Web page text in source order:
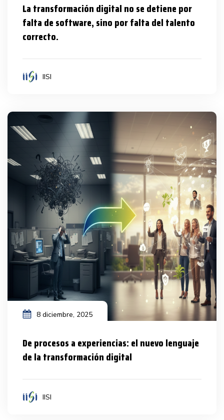
La transformación digital no se detiene por
falta de software, sino por falta del talento
correcto.
IISI
8 diciembre, 2025
De procesos a experiencias: el nuevo lenguaje
de la transformación digital
IISI